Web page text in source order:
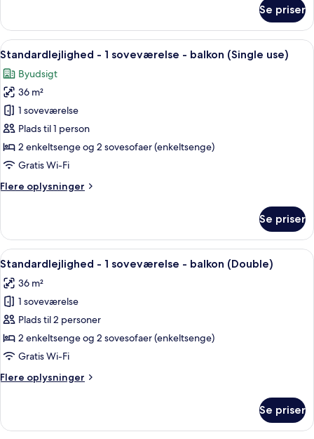
lejlighed
terrasse
Se priser
Indlæs
alle
billeder
af
Standardlejlighed
-
1
soveværelse
balkon
Et hotelværelse med en stor seng,
5
Standardlejlighed - 1 soveværelse - balkon (Single use)
Byudsigt
36 m²
1 soveværelse
Plads til 1 person
2 enkeltsenge og 2 sovesofaer (enkeltsenge)
Gratis Wi-Fi
Flere oplysninger
Flere
-
soveværelse
balkon
(Single
use)
Se priser
Indlæs
alle
billeder
af
Standardlejlighed
-
1
-
En pænt redt seng med et mønstret
5
Standardlejlighed - 1 soveværelse - balkon (Double)
36 m²
1 soveværelse
Plads til 2 personer
2 enkeltsenge og 2 sovesofaer (enkeltsenge)
Gratis Wi-Fi
Flere oplysninger
Flere
-
Se priser